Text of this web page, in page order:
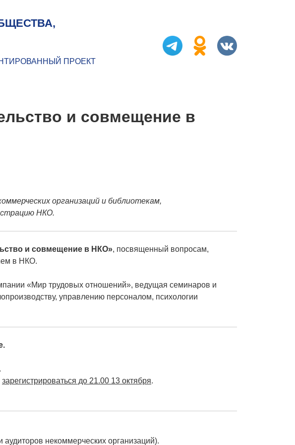
ПРОЕКТ
и совмещение в
организаций и библиотекам,
НКО.
и совмещение в НКО», посвященный вопросам,
в НКО.
«Мир трудовых отношений», ведущая семинаров и
управлению персоналом, психологии
зарегистрироваться до 21.00 13 октября.
некоммерческих организаций).